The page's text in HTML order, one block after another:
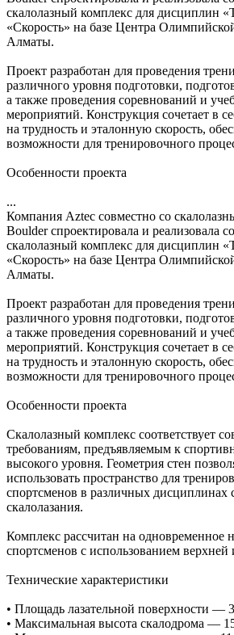
скалолазный комплекс для дисциплин
«Скорость» на базе Центра
Алматы.
Проект разработан для проведения
различного уровня подготовки,
а также проведения соревнований и
мероприятий. Конструкция сочетает в
на трудность и эталонную скорость,
возможности для тренировочного
Особенности проекта
...
Компания Aztec совместно со
Boulder спроектировала и реализовала
скалолазный комплекс для дисциплин
«Скорость» на базе Центра
Алматы.
Проект разработан для проведения
различного уровня подготовки,
а также проведения соревнований и
мероприятий. Конструкция сочетает в
на трудность и эталонную скорость,
возможности для тренировочного
Особенности проекта
Скалолазный комплекс соответствует
требованиям, предъявляемым к
высокого уровня. Геометрия стен
использовать пространство для
спортсменов в различных дисциплинах
скалолазания.
Комплекс рассчитан на одновременное
спортсменов с использованием
Технические характеристики
• Площадь лазательной поверхности —
• Максимальная высота скалодрома —